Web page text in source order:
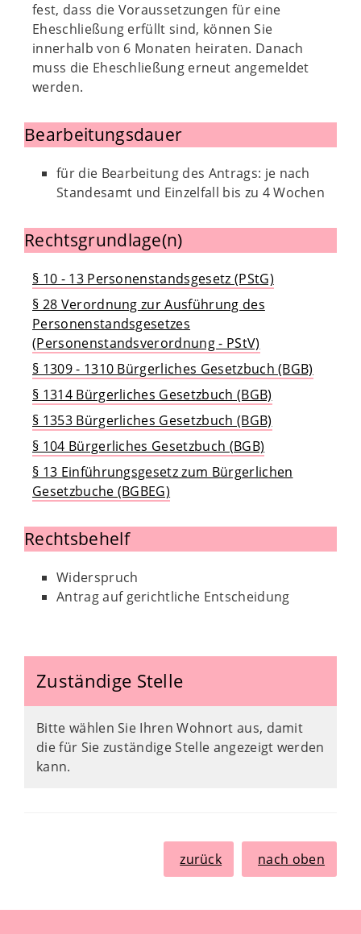
fest, dass die Voraussetzungen für eine
Eheschließung erfüllt sind, können Sie
innerhalb von 6 Monaten heiraten. Danach
muss die Eheschließung erneut angemeldet
werden.
Bearbeitungsdauer
für die Bearbeitung des Antrags: je nach
Standesamt und Einzelfall bis zu 4 Wochen
Rechtsgrundlage(n)
§ 10 - 13 Personenstandsgesetz (PStG)
§ 28 Verordnung zur Ausführung des
Personenstandsgesetzes
(Personenstandsverordnung - PStV)
§ 1309 - 1310 Bürgerliches Gesetzbuch (BGB)
§ 1314 Bürgerliches Gesetzbuch (BGB)
§ 1353 Bürgerliches Gesetzbuch (BGB)
§ 104 Bürgerliches Gesetzbuch (BGB)
§ 13 Einführungsgesetz zum Bürgerlichen
Gesetzbuche (BGBEG)
Rechtsbehelf
Widerspruch
Antrag auf gerichtliche Entscheidung
Zuständige Stelle
Bitte wählen Sie Ihren Wohnort aus, damit
die für Sie zuständige Stelle angezeigt werden
kann.
zurück nach oben